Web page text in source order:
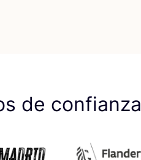
de confianza